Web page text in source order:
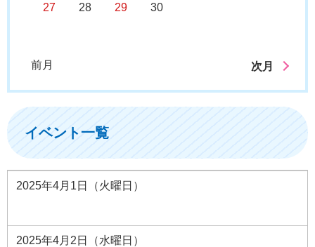
27 28 29 30
前月 次月
イベント一覧
2025年4月1日（火曜日）
2025年4月2日（水曜日）